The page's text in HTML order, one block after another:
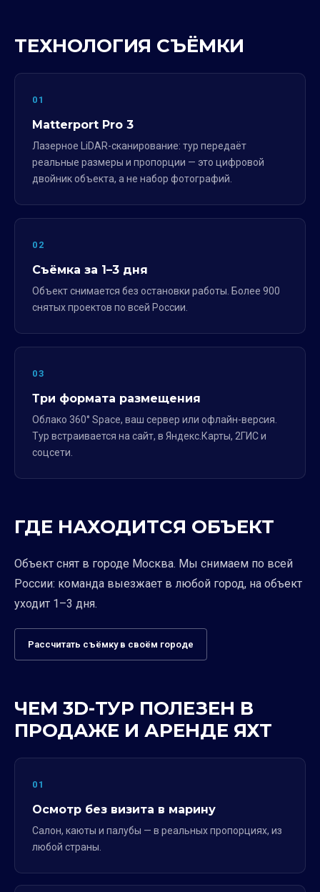
ТЕХНОЛОГИЯ СЪЁМКИ
01
Matterport Pro 3
Лазерное LiDAR-сканирование: тур передаёт
реальные размеры и пропорции — это цифровой
двойник объекта, а не набор фотографий.
02
Съёмка за 1–3 дня
Объект снимается без остановки работы. Более 900
снятых проектов по всей России.
03
Три формата размещения
Облако 360° Space, ваш сервер или офлайн-версия.
Тур встраивается на сайт, в Яндекс.Карты, 2ГИС и
соцсети.
ГДЕ НАХОДИТСЯ ОБЪЕКТ
Объект снят в городе Москва. Мы снимаем по всей
России: команда выезжает в любой город, на объект
уходит 1–3 дня.
Рассчитать съёмку в своём городе
ЧЕМ 3D-ТУР ПОЛЕЗЕН В
ПРОДАЖЕ И АРЕНДЕ ЯХТ
01
Осмотр без визита в марину
Салон, каюты и палубы — в реальных пропорциях, из
любой страны.